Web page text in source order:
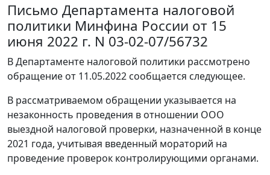
Письмо Департамента налоговой
политики Минфина России от 15
июня 2022 г. N 03-02-07/56732
В Департаменте налоговой политики рассмотрено
обращение от 11.05.2022 сообщается следующее.
В рассматриваемом обращении указывается на
незаконность проведения в отношении ООО
выездной налоговой проверки, назначенной в конце
2021 года, учитывая введенный мораторий на
проведение проверок контролирующими органами.